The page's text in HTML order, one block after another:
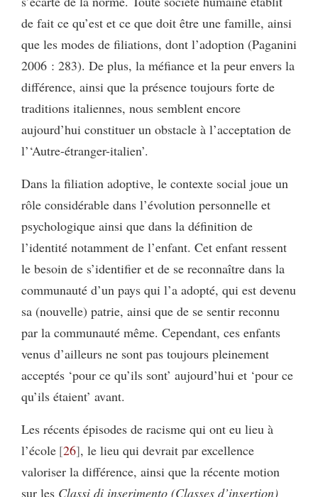
de fait ce qu’est et ce que doit être une famille, ainsi
que les modes de filiations, dont l’adoption (Paganini
2006 : 283). De plus, la méfiance et la peur envers la
différence, ainsi que la présence toujours forte de
traditions italiennes, nous semblent encore
aujourd’hui constituer un obstacle à l’acceptation de
l’‘Autre-étranger-italien’.
Dans la filiation adoptive, le contexte social joue un
rôle considérable dans l’évolution personnelle et
psychologique ainsi que dans la définition de
l’identité notamment de l’enfant. Cet enfant ressent
le besoin de s’identifier et de se reconnaître dans la
communauté d’un pays qui l’a adopté, qui est devenu
sa (nouvelle) patrie, ainsi que de se sentir reconnu
par la communauté même. Cependant, ces enfants
venus d’ailleurs ne sont pas toujours pleinement
acceptés ‘pour ce qu’ils sont’ aujourd’hui et ‘pour ce
qu’ils étaient’ avant.
Les récents épisodes de racisme qui ont eu lieu à
l’école 26 , le lieu qui devrait par excellence
valoriser la différence, ainsi que la récente motion
sur les Classi di inserimento (Classes d’insertion)